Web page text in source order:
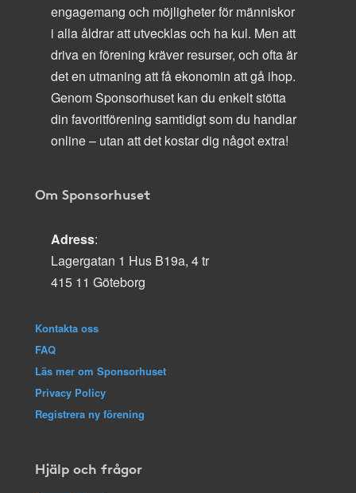
engagemang och möjligheter för människor
i alla åldrar att utvecklas och ha kul. Men att
driva en förening kräver resurser, och ofta är
det en utmaning att få ekonomin att gå ihop.
Genom Sponsorhuset kan du enkelt stötta
din favoritförening samtidigt som du handlar
online – utan att det kostar dig något extra!
Om Sponsorhuset
Adress:
Lagergatan 1 Hus B19a, 4 tr
415 11 Göteborg
Kontakta oss
FAQ
Läs mer om Sponsorhuset
Privacy Policy
Registrera ny förening
Hjälp och frågor